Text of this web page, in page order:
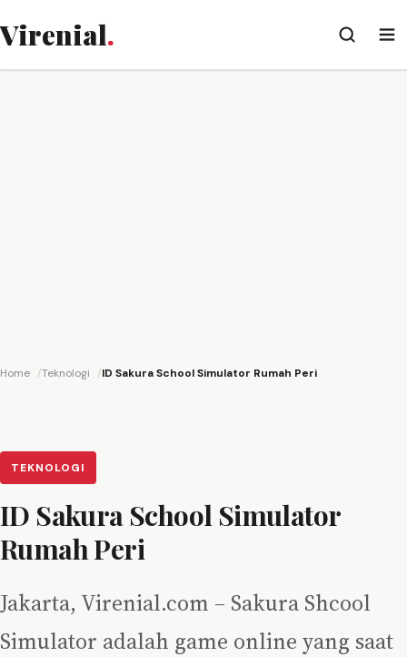
Virenial.
Home Teknologi ID Sakura School Simulator Rumah Peri
TEKNOLOGI
ID Sakura School Simulator
Rumah Peri
Jakarta, Virenial.com – Sakura Shcool
Simulator adalah game online yang saat